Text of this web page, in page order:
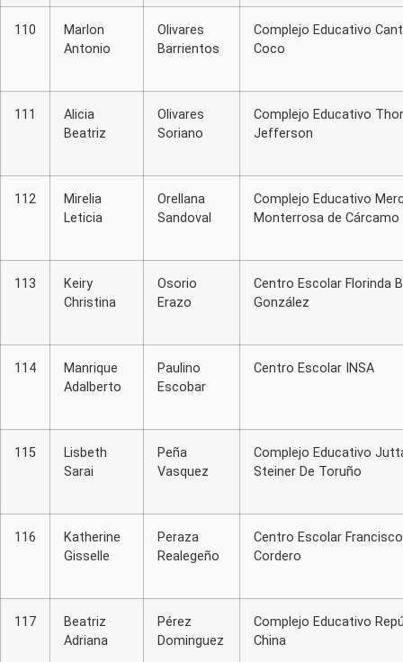
110
Marlon
Antonio
Olivares
Barrientos
Complejo Educativo
Coco
111
Alicia
Beatriz
Olivares
Soriano
Complejo Educativo
Jefferson
112
Mirelia
Leticia
Orellana
Sandoval
Complejo Educativo
Monterrosa de Cárcamo
113
Keiry
Christina
Osorio
Erazo
Centro Escolar Florinda
González
114
Manrique
Adalberto
Paulino
Escobar
Centro Escolar INSA
115
Lisbeth
Sarai
Peña
Vasquez
Complejo Educativo
Steiner De Toruño
116
Katherine
Gisselle
Peraza
Realegeño
Centro Escolar
Cordero
117
Beatriz
Adriana
Pérez
Dominguez
Complejo Educativo
China